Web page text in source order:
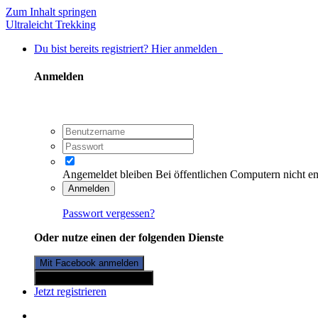
Zum Inhalt springen
Ultraleicht Trekking
Du bist bereits registriert? Hier anmelden
Anmelden
Angemeldet bleiben Bei öffentlichen Computern nicht
Anmelden
Passwort vergessen?
Oder nutze einen der folgenden Dienste
Mit Facebook anmelden
Jetzt registrieren